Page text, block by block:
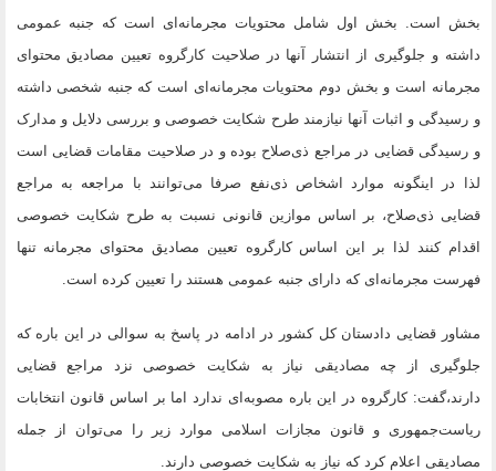
بخش است. بخش اول شامل محتویات مجرمانه‌ای است که جنبه عمومی
داشته و جلوگیری از انتشار آنها در صلاحیت کارگروه تعیین مصادیق محتوای
مجرمانه است و بخش دوم محتویات مجرمانه‌ای است که جنبه شخصی داشته
و رسیدگی و اثبات آنها نیازمند طرح شکایت خصوصی و بررسی دلایل و مدارک
و رسیدگی قضایی در مراجع ذی‌صلاح بوده و در صلاحیت مقامات قضایی است
لذا در اینگونه موارد اشخاص ذی‌نفع صرفا می‌توانند با مراجعه به مراجع
قضایی ذی‌صلاح، بر اساس موازین قانونی نسبت به طرح شکایت خصوصی
اقدام کنند لذا بر این اساس کارگروه تعیین مصادیق محتوای مجرمانه تنها
فهرست مجرمانه‌ای که دارای جنبه عمومی هستند را تعیین کرده است.
مشاور قضایی دادستان کل کشور در ادامه در پاسخ به سوالی در این باره که
جلوگیری از چه مصادیقی نیاز به شکایت خصوصی نزد مراجع قضایی
دارند،گفت: کارگروه در این باره مصوبه‌ای ندارد اما بر اساس قانون انتخابات
ریاست‌جمهوری و قانون مجازات اسلامی موارد زیر را می‌توان از جمله
مصادیقی اعلام کرد که نیاز به شکایت خصوصی دارند.